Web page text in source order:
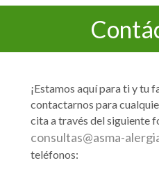
entradas
¡Estamos aquí para ti y tu
contactarnos para
cita a través del siguiente
consultas@asma-
teléfonos: